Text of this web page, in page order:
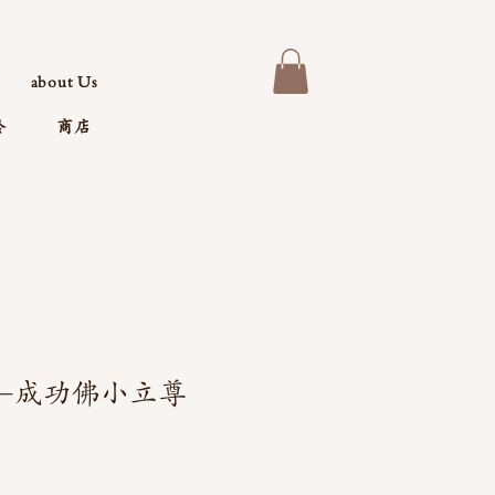
about Us
商店
成功佛小立尊